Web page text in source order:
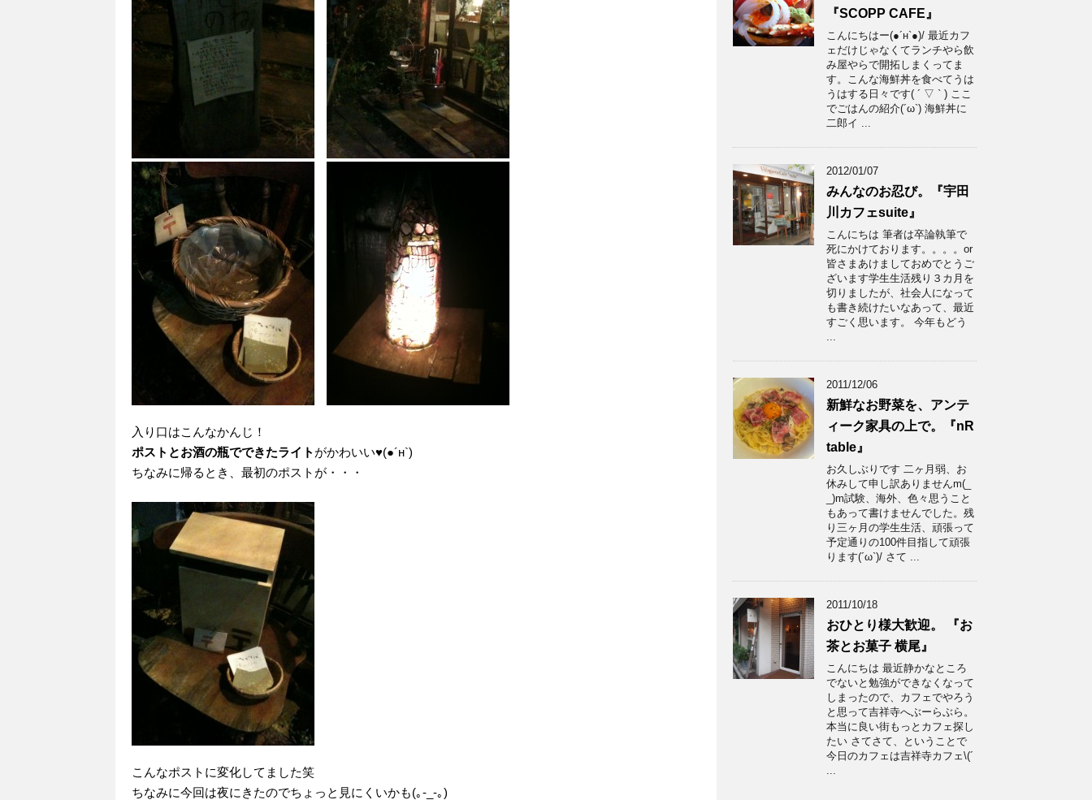
入り口はこんなかんじ！
ポストとお酒の瓶でできたライト がかわいい♥(●´н`)
ちなみに帰るとき、最初のポストが・・・
こんなポストに変化してました笑
ちなみに今回は夜にきたのでちょっと見にくいかも(｡-_-｡)
『SCOPP CAFE』
こんにちはー(●´н`●)/ 最近カフ
ェだけじゃなくてランチやら飲
み屋やらで開拓しまくってま
す。こんな海鮮丼を食べてうは
うはする日々です( ´ ▽ ` ) ここ
でごはんの紹介(´ω`) 海鮮丼に
二郎イ ...
2012/01/07
みんなのお忍び。『宇田
川カフェsuite』
こんにちは 筆者は卒論執筆で
死にかけております。。。。or
皆さまあけましておめでとうご
ざいます学生生活残り３カ月を
切りましたが、社会人になって
も書き続けたいなあって、最近
すごく思います。 今年もどう
...
2011/12/06
新鮮なお野菜を、アンテ
ィーク家具の上で。『nR
table』
お久しぶりです 二ヶ月弱、お
休みして申し訳ありませんm(_
_)m試験、海外、色々思うこと
もあって書けませんでした。残
り三ヶ月の学生生活、頑張って
予定通りの100件目指して頑張
ります(´ω`)/ さて ...
2011/10/18
おひとり様大歓迎。 『お
茶とお菓子 横尾』
こんにちは 最近静かなところ
でないと勉強ができなくなって
しまったので、カフェでやろう
と思って吉祥寺へぶーらぶら。
本当に良い街もっとカフェ探し
たい さてさて、ということで
今日のカフェは吉祥寺カフェ\(´
...